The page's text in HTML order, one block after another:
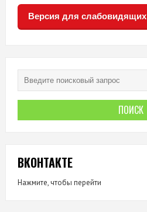
Версия для слабовидящих
ВКОНТАКТЕ
Нажмите, чтобы перейти